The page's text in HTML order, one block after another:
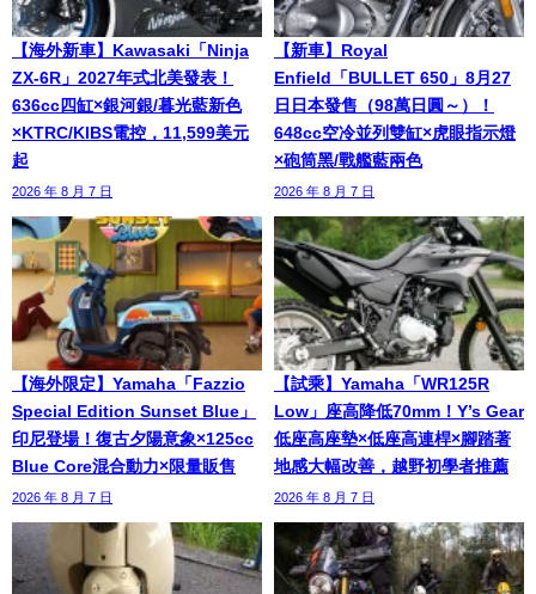
【海外新車】Kawasaki「Ninja
ZX-6R」2027年式北美發表！
636cc四缸×銀河銀/暮光藍新色
×KTRC/KIBS電控，11,599美元
起
2026 年 8 月 7 日
【新車】Royal
Enfield「BULLET 650」8月27
日日本發售（98萬日圓～）！
648cc空冷並列雙缸×虎眼指示燈
×砲筒黑/戰艦藍兩色
2026 年 8 月 7 日
【海外限定】Yamaha「Fazzio
Special Edition Sunset Blue」
印尼登場！復古夕陽意象×125cc
Blue Core混合動力×限量販售
2026 年 8 月 7 日
【試乘】Yamaha「WR125R
Low」座高降低70mm！Y’s Gear
低座高座墊×低座高連桿×腳踏著
地感大幅改善，越野初學者推薦
2026 年 8 月 7 日